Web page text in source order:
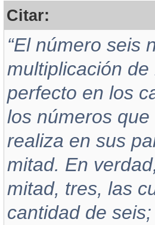
Citar:
“El número seis
multiplicación
perfecto en los
los números
realiza en sus
mitad. En
mitad, tres, las
cantidad de